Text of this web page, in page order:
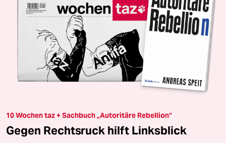
10 Wochen taz + Sachbuch „Autoritäre Rebellion“
Gegen Rechtsruck hilft Linksblick